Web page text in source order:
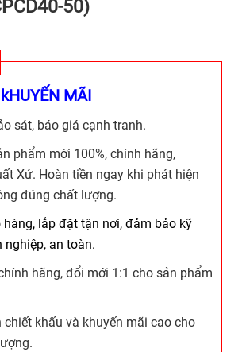
50)
MÃI
sát, báo giá cạnh tranh.
phẩm mới 100%, chính hãng,
Xứ. Hoàn tiền ngay khi phát hiện
đúng chất lượng.
hàng, lắp đặt tận nơi, đảm bảo kỹ
nghiệp, an toàn.
hãng, đổi mới 1:1 cho sản phẩm
chiết khấu và khuyến mãi cao cho